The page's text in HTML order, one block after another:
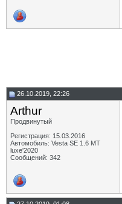
26.10.2019, 22:26
Arthur
Продвинутый
Регистрация: 15.03.2016
Автомобиль: Vesta SE 1.6 MT
luxe'2020
Сообщений: 342